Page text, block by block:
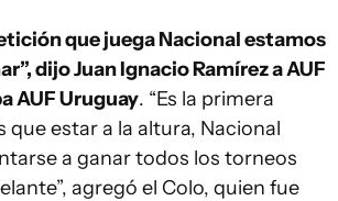
que juega Nacional estamos
dijo Juan Ignacio Ramírez a AUF
AUF Uruguay. “Es la primera
que estar a la altura, Nacional
a ganar todos los torneos
agregó el Colo, quien fue